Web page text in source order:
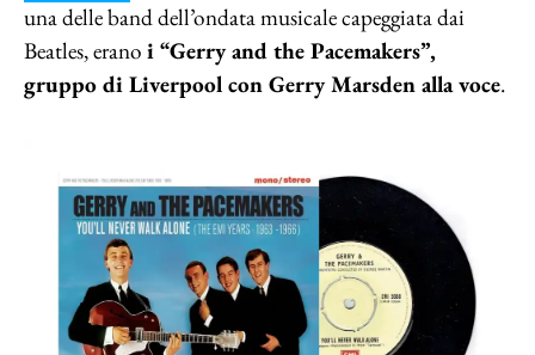
una delle band dell’ondata musicale capeggiata dai
Beatles, erano i “Gerry and the Pacemakers”,
gruppo di Liverpool con Gerry Marsden alla voce.